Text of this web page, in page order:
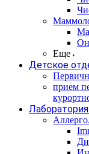
Еще
Детское
прием
Лаборатория